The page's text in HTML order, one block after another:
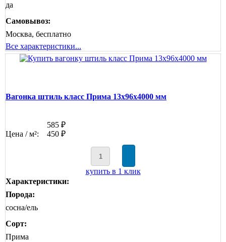
да
Самовывоз:
Москва, бесплатно
Все характеристики...
Вагонка штиль класс Прима 13x96x4000 мм
585 ₽
Цена / м²:
450 ₽
купить в 1 клик
Характеристики:
Порода:
сосна/ель
Сорт:
Прима